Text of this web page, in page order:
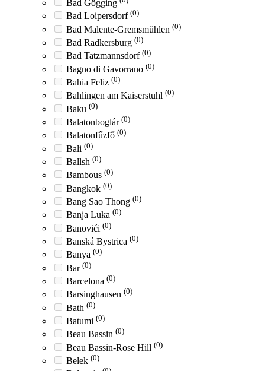
Bad Gögging
Bad Loipersdorf (0)
Bad Malente-Gremsmühlen (0)
Bad Radkersburg (0)
Bad Tatzmannsdorf (0)
Bagno di Gavorrano (0)
Bahia Feliz (0)
Bahlingen am Kaiserstuhl (0)
Baku (0)
Balatonboglár (0)
Balatonfűzfő (0)
Bali (0)
Ballsh (0)
Bambous (0)
Bangkok (0)
Bang Sao Thong (0)
Banja Luka (0)
Banovići (0)
Banská Bystrica (0)
Banya (0)
Bar (0)
Barcelona (0)
Barsinghausen (0)
Bath (0)
Batumi (0)
Beau Bassin (0)
Beau Bassin-Rose Hill (0)
Belek (0)